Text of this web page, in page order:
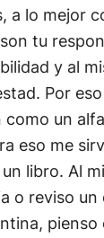
a lo mejor
tu
y al
Por
como un
eso me
libro. Al
o reviso un
pienso